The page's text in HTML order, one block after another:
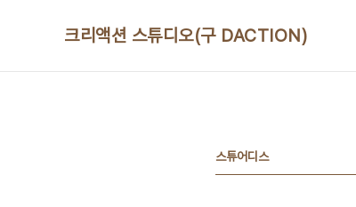
크리액션 스튜디오(구 DACTION)
스튜어디스